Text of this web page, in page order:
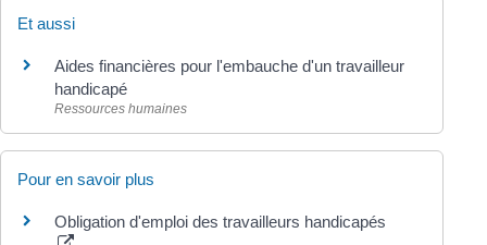
Et aussi
Aides financières pour l'embauche d'un travailleur
handicapé
Ressources humaines
Pour en savoir plus
Obligation d'emploi des travailleurs handicapés